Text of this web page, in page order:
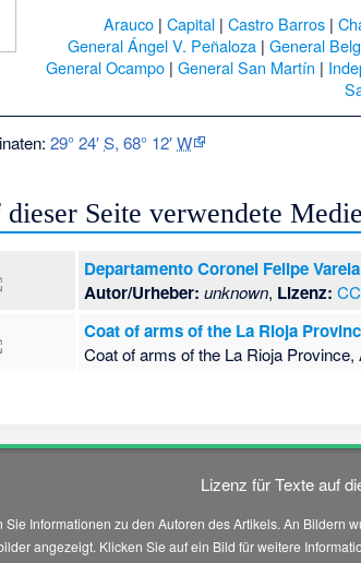
Arauco| Capital| Castro Barros|
General Ángel V. Peñaloza| General
General Ocampo |General San Martín |
29° 24′S,68° 12′W
Seite verwendete
Departamento Coronel Felipe
Autor/Urheber: unknown, Lizenz:
Coat of arms of the La Rioja
Coat of arms of the La Rioja Province,
Lizenz für Texte auf
Informationen zu den Autoren des Artikels. An Bildern
angezeigt. Klicken Sie auf ein Bild für weitere